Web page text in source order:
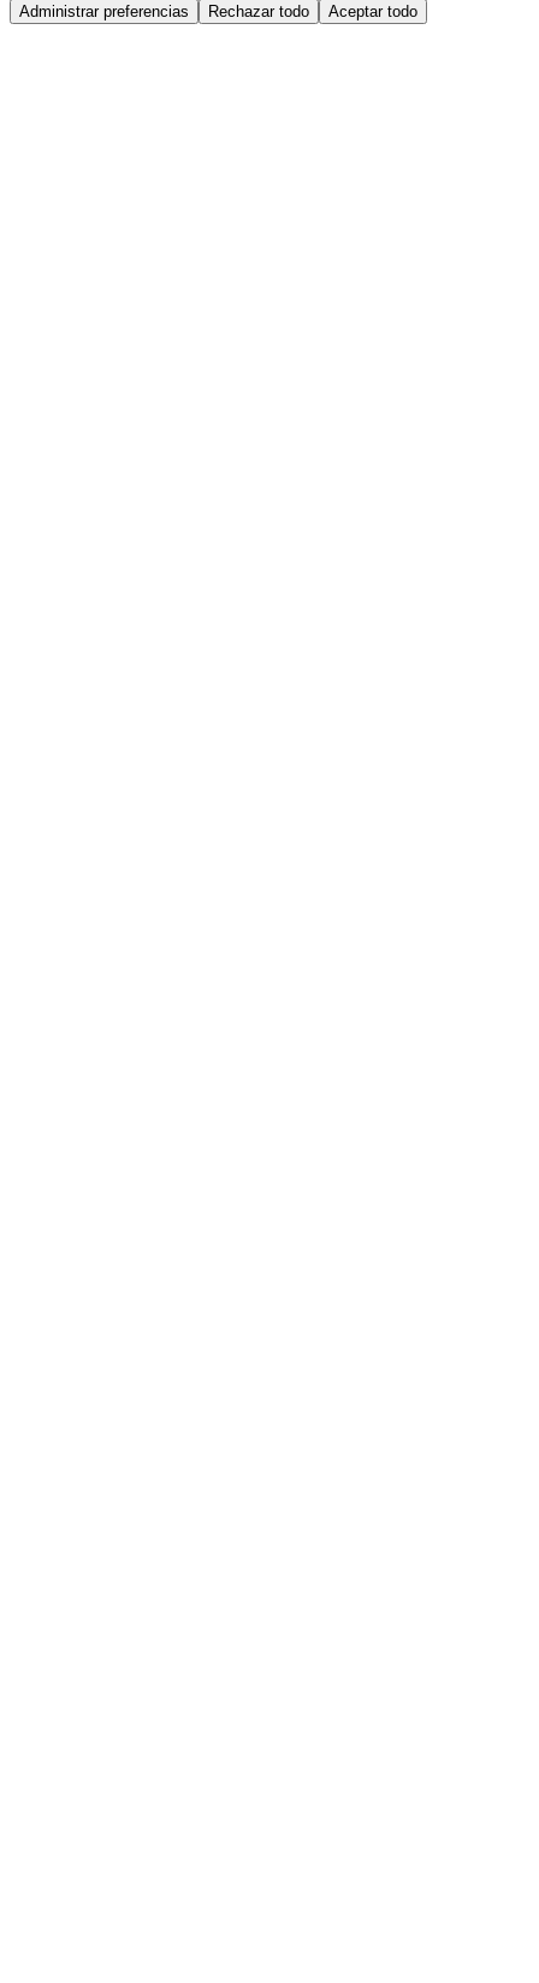
Administrar preferencias Rechazar todo Aceptar todo